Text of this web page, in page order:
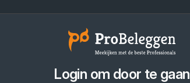
Login om door te gaan